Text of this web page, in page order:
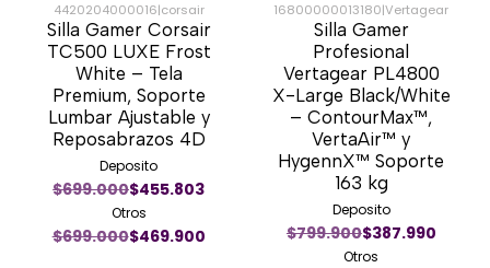
-33%
4420204000016|corsair
Silla Gamer Corsair
TC500 LUXE Frost
White – Tela
Premium, Soporte
Lumbar Ajustable y
Reposabrazos 4D
Deposito
$699.000$455.803
Otros
$699.000$469.900
-50%
16800000013180|Vertagear
Silla Gamer
Profesional
Vertagear PL4800
X-Large Black/White
– ContourMax™,
VertaAir™ y
HygennX™ Soporte
163 kg
Deposito
$799.900$387.990
Otros